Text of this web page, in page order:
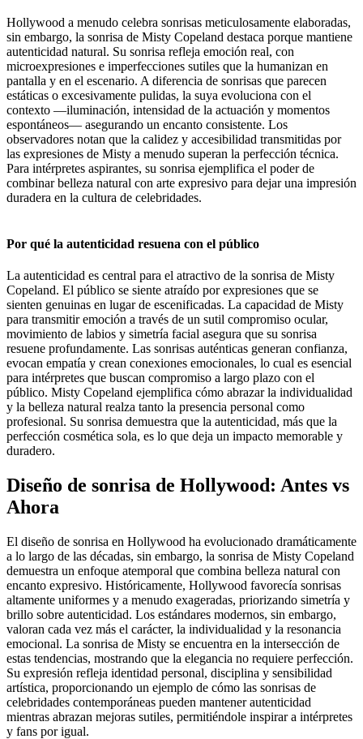
Hollywood a menudo celebra sonrisas meticulosamente elaboradas,
sin embargo, la sonrisa de Misty Copeland destaca porque mantiene
autenticidad natural. Su sonrisa refleja emoción real, con
microexpresiones e imperfecciones sutiles que la humanizan en
pantalla y en el escenario. A diferencia de sonrisas que parecen
estáticas o excesivamente pulidas, la suya evoluciona con el
contexto —iluminación, intensidad de la actuación y momentos
espontáneos— asegurando un encanto consistente. Los
observadores notan que la calidez y accesibilidad transmitidas por
las expresiones de Misty a menudo superan la perfección técnica.
Para intérpretes aspirantes, su sonrisa ejemplifica el poder de
combinar belleza natural con arte expresivo para dejar una impresión
duradera en la cultura de celebridades.
Por qué la autenticidad resuena con el público
La autenticidad es central para el atractivo de la sonrisa de Misty
Copeland. El público se siente atraído por expresiones que se
sienten genuinas en lugar de escenificadas. La capacidad de Misty
para transmitir emoción a través de un sutil compromiso ocular,
movimiento de labios y simetría facial asegura que su sonrisa
resuene profundamente. Las sonrisas auténticas generan confianza,
evocan empatía y crean conexiones emocionales, lo cual es esencial
para intérpretes que buscan compromiso a largo plazo con el
público. Misty Copeland ejemplifica cómo abrazar la individualidad
y la belleza natural realza tanto la presencia personal como
profesional. Su sonrisa demuestra que la autenticidad, más que la
perfección cosmética sola, es lo que deja un impacto memorable y
duradero.
Diseño de sonrisa de Hollywood: Antes vs
Ahora
El diseño de sonrisa en Hollywood ha evolucionado dramáticamente
a lo largo de las décadas, sin embargo, la sonrisa de Misty Copeland
demuestra un enfoque atemporal que combina belleza natural con
encanto expresivo. Históricamente, Hollywood favorecía sonrisas
altamente uniformes y a menudo exageradas, priorizando simetría y
brillo sobre autenticidad. Los estándares modernos, sin embargo,
valoran cada vez más el carácter, la individualidad y la resonancia
emocional. La sonrisa de Misty se encuentra en la intersección de
estas tendencias, mostrando que la elegancia no requiere perfección.
Su expresión refleja identidad personal, disciplina y sensibilidad
artística, proporcionando un ejemplo de cómo las sonrisas de
celebridades contemporáneas pueden mantener autenticidad
mientras abrazan mejoras sutiles, permitiéndole inspirar a intérpretes
y fans por igual.